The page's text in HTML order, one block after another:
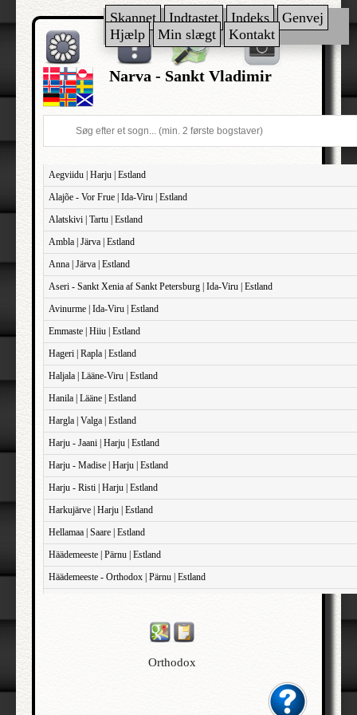
Skannet Indtastet Indeks
Genvej
Hjælp
Min slægt Kontakt
Narva - Sankt Vladimir
Aegviidu | Harju | Estland
Alajõe - Vor Frue | Ida-Viru | Estland
Alatskivi | Tartu | Estland
Ambla | Järva | Estland
Anna | Järva | Estland
Aseri - Sankt Xenia af Sankt Petersburg | Ida-Viru | Estland
Avinurme | Ida-Viru | Estland
Emmaste | Hiiu | Estland
Hageri | Rapla | Estland
Haljala | Lääne-Viru | Estland
Hanila | Lääne | Estland
Hargla | Valga | Estland
Harju - Jaani | Harju | Estland
Harju - Madise | Harju | Estland
Harju - Risti | Harju | Estland
Harkujärve | Harju | Estland
Hellamaa | Saare | Estland
Häädemeeste | Pärnu | Estland
Häädemeeste - Orthodox | Pärnu | Estland
Haapsalu - Sankt John | Lääne | Estland
Haapsalu - Sankt Maria Magdalene | Lääne | Estland
Orthodox